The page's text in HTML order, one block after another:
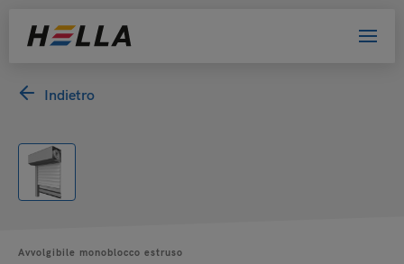
Indietro
Avvolgibile monoblocco estruso